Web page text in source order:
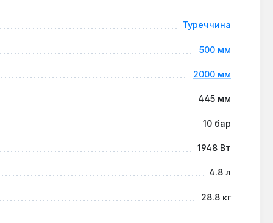
Туреччина
500 мм
2000 мм
445 мм
10 бар
1948 Вт
4.8 л
28.8 кг